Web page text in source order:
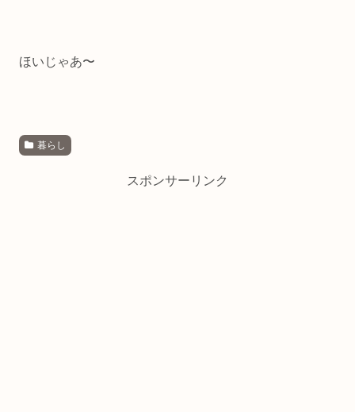
ほいじゃあ〜
暮らし
スポンサーリンク